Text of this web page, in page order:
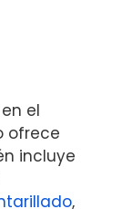
el
ofrece
incluye
,